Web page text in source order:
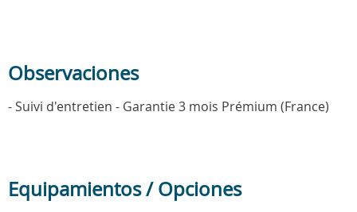
Observaciones
- Suivi d'entretien - Garantie 3 mois Prémium (France)
Equipamientos / Opciones